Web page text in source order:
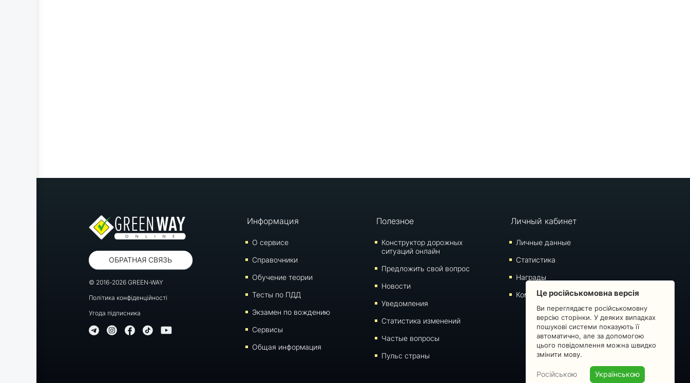
ОБРАТНАЯ СВЯЗЬ
© 2016-2026 GREEN-WAY
Політика конфіденційності
Угода підписника
Информация
О сервисе
Справочники
Обучение теории
Тесты по ПДД
Экзамен по вождению
Сервисы
Общая информация
Полезное
Конструктор дорожных
ситуаций онлайн
Предложить свой вопрос
Новости
Уведомления
Статистика изменений
Частые вопросы
Пульс страны
Личный кабинет
Личные данные
Статистика
Награды
Комментарии
Це російськомовна версія
Ви переглядаєте російськомовну
версію сторінки. У деяких випадках
пошукові системи показують її
автоматично, але за допомогою
цього повідомлення можна швидко
змінити мову.
Російською Українською